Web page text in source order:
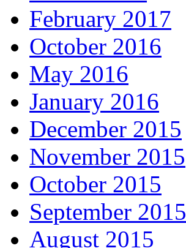
February 2017
October 2016
May 2016
January 2016
December 2015
November 2015
October 2015
September 2015
August 2015